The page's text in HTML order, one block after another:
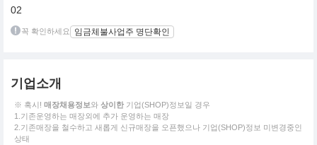
02
꼭 확인하세요 임금체불사업주 명단확인
기업소개
※ 혹시! 매장채용정보와 상이한 기업(SHOP)정보일 경우
1.기존운영하는 매장외에 추가 운영하는 매장
2.기존매장을 철수하고 새롭게 신규매장을 오픈했으나 기업(SHOP)정보 미변경중인
상태